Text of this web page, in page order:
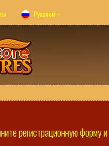
Русский
регистрационную форму